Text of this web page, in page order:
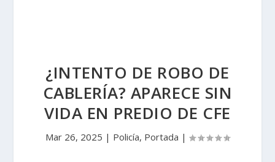
¿INTENTO DE ROBO DE
CABLERÍA? APARECE SIN
VIDA EN PREDIO DE CFE
Mar 26, 2025 | Policía, Portada |